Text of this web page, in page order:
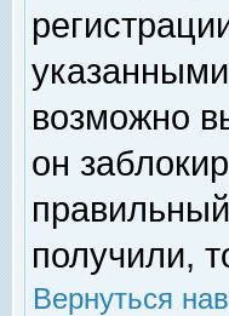
возможно
он
получили,
Вернуться